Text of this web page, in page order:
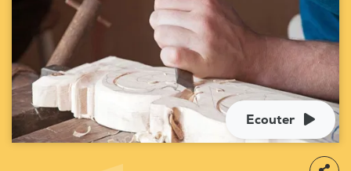
Ecouter